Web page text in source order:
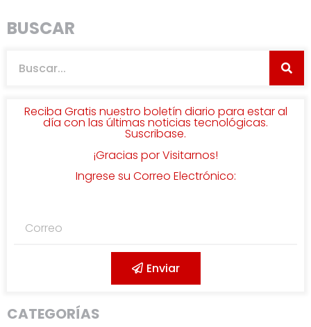
BUSCAR
Reciba Gratis nuestro boletín diario para estar al
día con las últimas noticias tecnológicas.
Suscribase.
¡Gracias por Visitarnos!
Ingrese su Correo Electrónico:
Enviar
CATEGORÍAS